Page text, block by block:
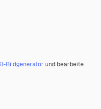
Bildgenerator und bearbeite